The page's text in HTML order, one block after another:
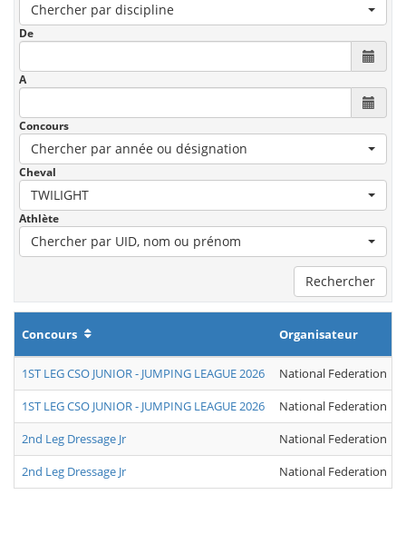
Chercher par discipline
De
A
Concours
Chercher par année ou désignation
Cheval
TWILIGHT
Athlète
Chercher par UID, nom ou prénom
Rechercher
Concours Organisateur
1ST LEG CSO JUNIOR - JUMPING LEAGUE 2026 National Federation
1ST LEG CSO JUNIOR - JUMPING LEAGUE 2026
National Federation
2nd Leg Dressage Jr
National Federation
2nd Leg Dressage Jr
National Federation